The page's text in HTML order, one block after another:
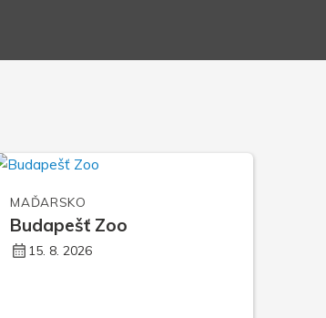
MAĎARSKO
Budapešť Zoo
15. 8. 2026